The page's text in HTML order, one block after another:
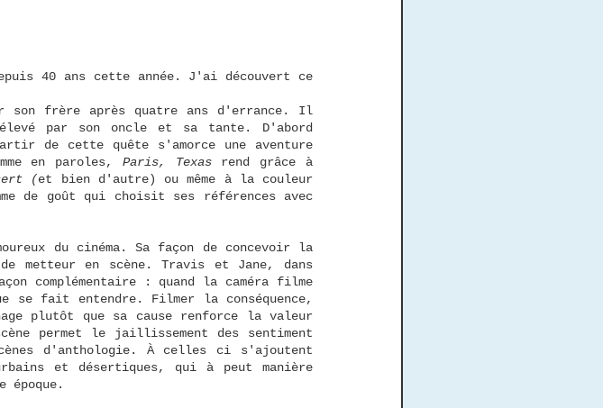
40 ans cette année. J'ai découvert ce
son frère après quatre ans d'errance. Il
par son oncle et sa tante. D'abord
de cette quête s'amorce une aventure
en paroles, Paris, Texas
(et bien d'autre) ou même à la couleur
de goût qui choisit ses références avec
metteur en scène. Travis et Jane, dans
complémentaire : quand la caméra filme
fait entendre. Filmer la conséquence,
plutôt que sa cause renforce la valeur
permet le jaillissement des sentiment
d'anthologie. À celles ci s'ajoutent
et désertiques, qui à peut manière
époque.